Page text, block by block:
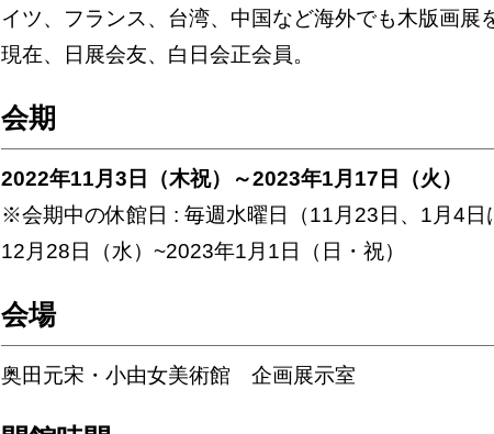
イツ、フランス、台湾、中国など海外でも木版画展
現在、日展会友、白日会正会員。
会期
2022年11月3日（木祝）～2023年1月17日（火）
※会期中の休館日 : 毎週水曜日（11月23日、1月4日
12月28日（水）~2023年1月1日（日・祝）
会場
奥田元宋・小由女美術館 企画展示室